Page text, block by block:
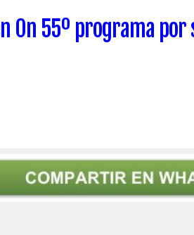
On 55º programa